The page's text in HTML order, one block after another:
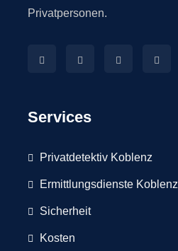
Privatpersonen.
Services
Privatdetektiv Koblenz
Ermittlungsdienste Koblenz
Sicherheit
Kosten